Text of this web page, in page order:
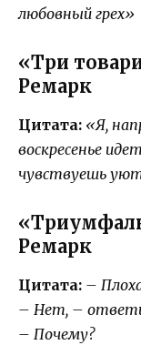
любовный грех»
«Три
Ремарк
Цитата: «Я,
воскресенье
чувствуешь
Ремарк
Цитата: –
– Нет, –
– Почему?